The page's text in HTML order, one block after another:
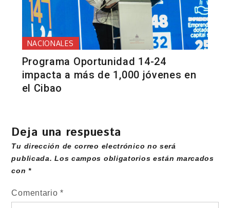
NACIONALES
Programa Oportunidad 14-24
impacta a más de 1,000 jóvenes en
el Cibao
Deja una respuesta
Tu dirección de correo electrónico no será
publicada. Los campos obligatorios están marcados
con*
Comentario*